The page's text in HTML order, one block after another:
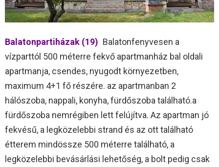
Balatonpartiházak (19) Balatonfenyvesen a
vízparttól 500 méterre fekvő apartmanház bal oldali
apartmanja, csendes, nyugodt környezetben,
maximum 4+1 fő részére. az apartmanban 2
hálószoba, nappali, konyha, fürdőszoba található.a
fürdőszoba nemrégiben lett felújítva. Az apartman jó
fekvésű, a legközelebbi strand és az ott található
étterem mindössze 500 méterre található, a
legközelebbi bevásárlási lehetőség, a bolt pedig csak